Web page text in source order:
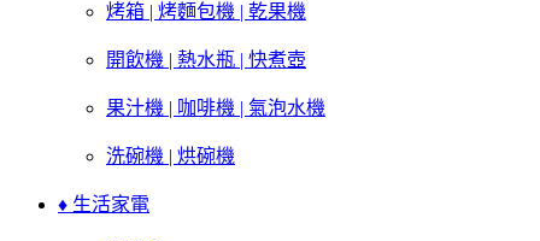
烤箱 | 烤麵包機 | 乾果機
開飲機 | 熱水瓶 | 快煮壺
果汁機 | 咖啡機 | 氣泡水機
洗碗機 | 烘碗機
♦ 生活家電